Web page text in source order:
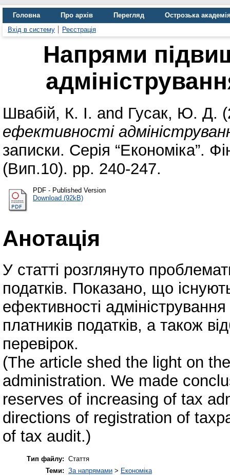
Головна Про архів Перегляд
Острозька
Вхід в систему
Реєстрація
Напрями
Швабій, К. І. and Гусак, Ю. Д.
ефективності
записки. Серія “Економіка”.
(Вип.10). pp. 240-247.
PDF - Published Version
Download (92kB)
Анотація
У статті розглянуто
податків. Показано, що
ефективності
платників податків, а також
перевірок.
(The article shed the light on
administration. We made
reserves of increasing of tax
directions of registration of
of tax audit.)
Тип файлу: Стаття
Теми: За напрямами > Економіка